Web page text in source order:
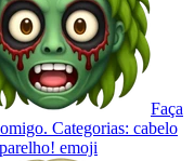
Faça
Categorias: cabelo
emoji